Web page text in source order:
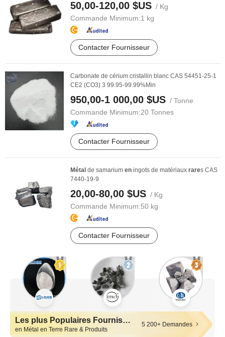
50,00-120,00 $US / Kg
Commande Minimum:1 kg
Contacter Fournisseur
Carbonate de cérium cristallin blanc CAS 54451-25-1
CE2 (CO3) 3 99.95-99.99%Min
950,00-1 000,00 $US / Tonne
Commande Minimum:20 Tonnes
Contacter Fournisseur
Métal de samarium en ingots de matériaux rares CAS
7440-19-9
20,00-80,00 $US / Kg
Commande Minimum:50 kg
Contacter Fournisseur
Les plus Populaires Fournisseurs
en Métal en Terre Rare & Produits
5 200+ Demandes